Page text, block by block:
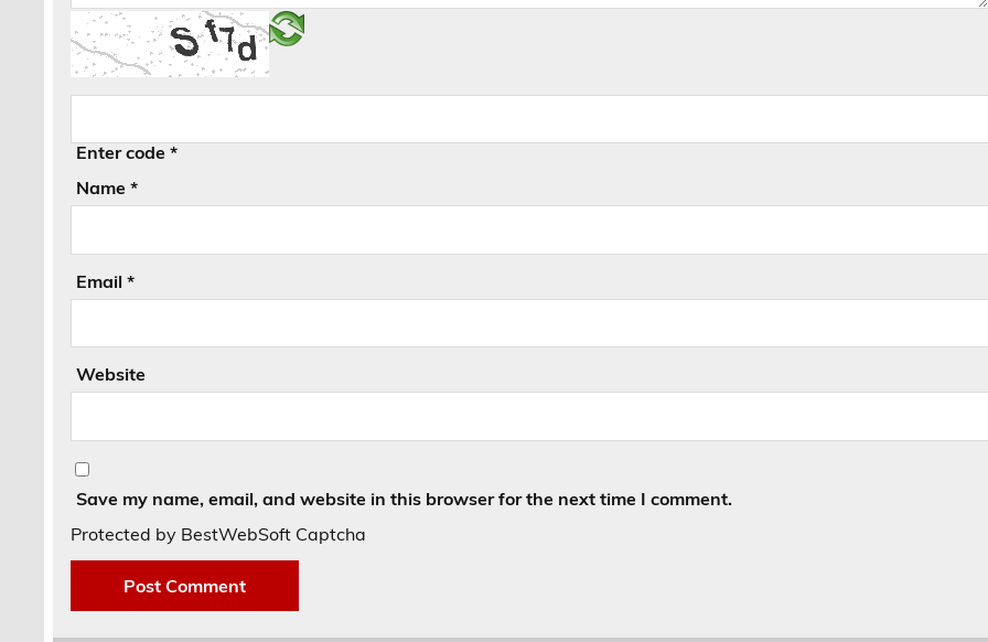
Enter code*
Name*
Email*
Website
Save my name, email, and website in this browser for the next time I comment.
Protected by BestWebSoft Captcha